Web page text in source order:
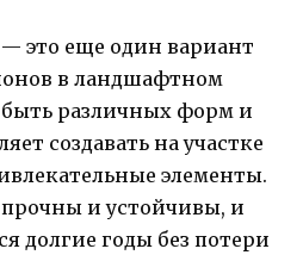
это еще один вариант
в ландшафтном
различных форм и
создавать на участке
элементы.
и устойчивы, и
долгие годы без потери